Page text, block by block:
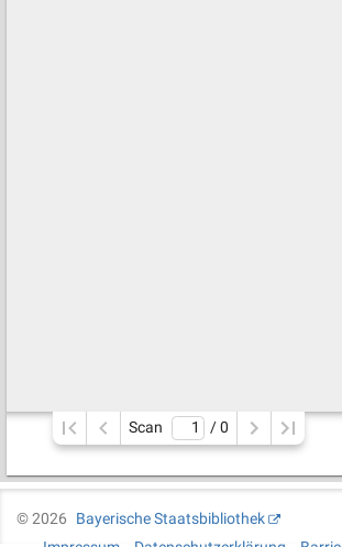
Scan / 0
©2026
Bayerische Staatsbibliothek